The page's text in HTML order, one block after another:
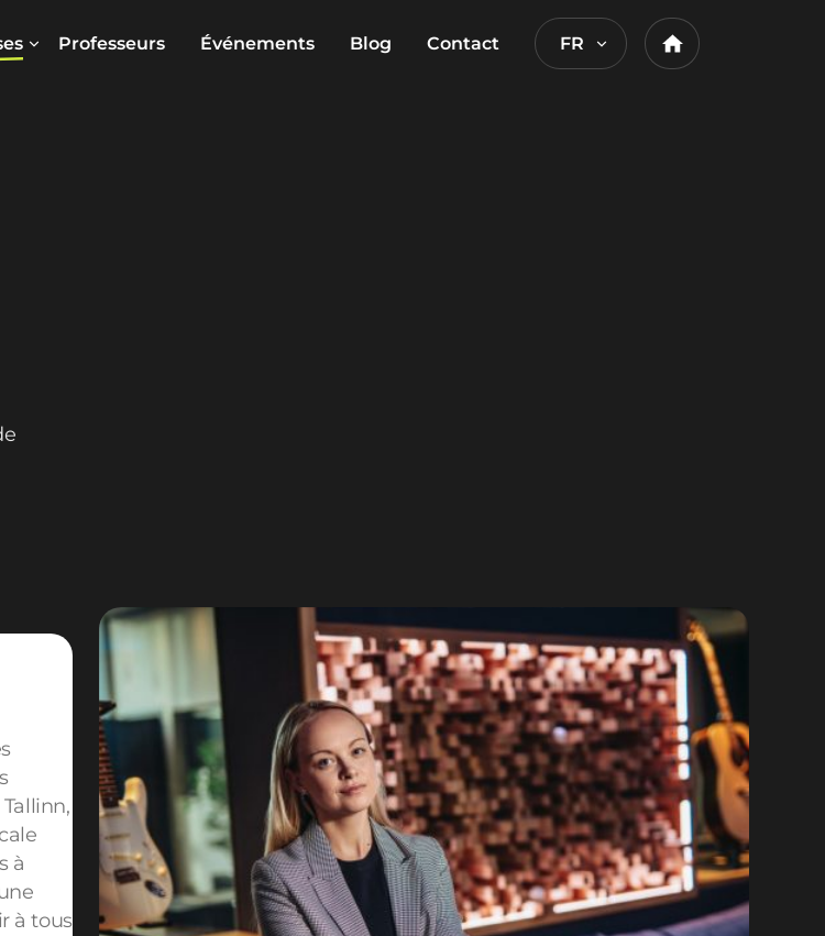
Professeurs Événements Blog Contact FR Home
à
à tous